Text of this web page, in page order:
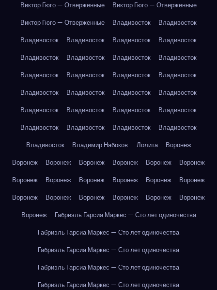
Виктор Гюго — Отверженные
Виктор Гюго — Отверженные
Виктор Гюго — Отверженные
Владивосток
Владивосток
Владивосток
Владивосток Владивосток
Владивосток
Владивосток
Владивосток Владивосток
Владивосток
Владивосток
Владивосток Владивосток
Владивосток
Владивосток
Владивосток Владивосток
Владивосток
Владивосток
Владивосток Владивосток
Владивосток
Владивосток
Владивосток Владивосток
Владивосток
Владивосток
Владимир Набоков — Лолита
Воронеж
Воронеж
Воронеж Воронеж Воронеж Воронеж
Воронеж
Воронеж
Воронеж Воронеж Воронеж Воронеж
Воронеж
Воронеж
Воронеж Воронеж Воронеж Воронеж
Воронеж
Воронеж
Габриэль Гарсиа Маркес — Сто лет одиночества
Габриэль Гарсиа Маркес — Сто лет одиночества
Габриэль Гарсиа Маркес — Сто лет одиночества
Габриэль Гарсиа Маркес — Сто лет одиночества
Габриэль Гарсиа Маркес — Сто лет одиночества